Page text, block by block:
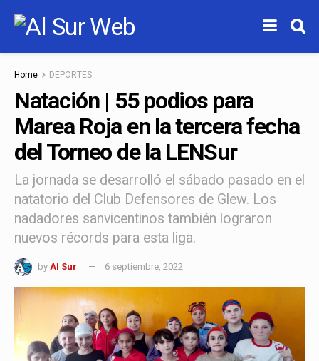
Home DEPORTES
Natación | 55 podios para
Marea Roja en la tercera fecha
del Torneo de la LENSur
La jornada se desarrolló el sábado pasado en el
natatorio del Club Defensores de Glew. Los
nadadores sanvicentinos también lograron
nuevos récords para esta liga.
by Al Sur 6 septiembre, 2022